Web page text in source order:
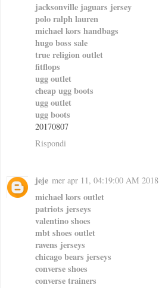
jacksonville jaguars jersey
polo ralph lauren
michael kors handbags
hugo boss sale
true religion outlet
fitflops
ugg outlet
cheap ugg boots
ugg outlet
ugg boots
20170807
Rispondi
jeje mer apr 11, 04:19:00 AM 2018
michael kors outlet
patriots jerseys
valentino shoes
mbt shoes outlet
ravens jerseys
chicago bears jerseys
converse shoes
converse trainers